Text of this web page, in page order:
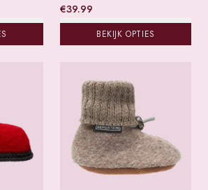
€39.99
BEKIJK OPTIES